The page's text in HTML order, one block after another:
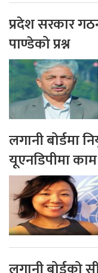
प्रदेश सरकार
पाण्डेको प्रश्न
लगानी बोर्डमा
यूएनडिपीमा